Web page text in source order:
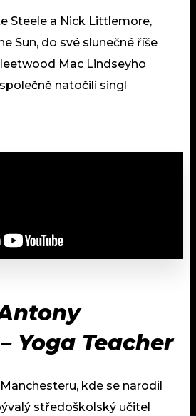
Steele a Nick Littlemore,
Sun, do své slunečné říše
Mac Lindseyho
natočili singl
Yoga Teacher
kde se narodil
středoškolský učitel